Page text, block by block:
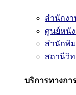
สำนักง
ศูนย์หนั
สำนักพิ
สถานีวิ
บริการทางกา